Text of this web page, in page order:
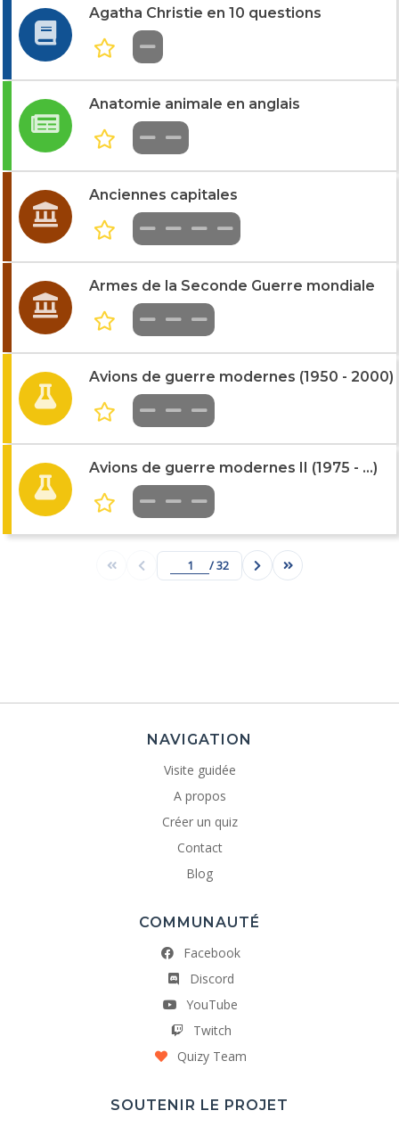
Agatha Christie en 10 questions
Anatomie animale en anglais
Anciennes capitales
Armes de la Seconde Guerre mondiale
Avions de guerre modernes (1950 - 2000)
Avions de guerre modernes II (1975 - ...)
/ 32
NAVIGATION
Visite guidée
A propos
Créer un quiz
Contact
Blog
COMMUNAUTÉ
Facebook
Discord
YouTube
Twitch
Quizy Team
SOUTENIR LE PROJET